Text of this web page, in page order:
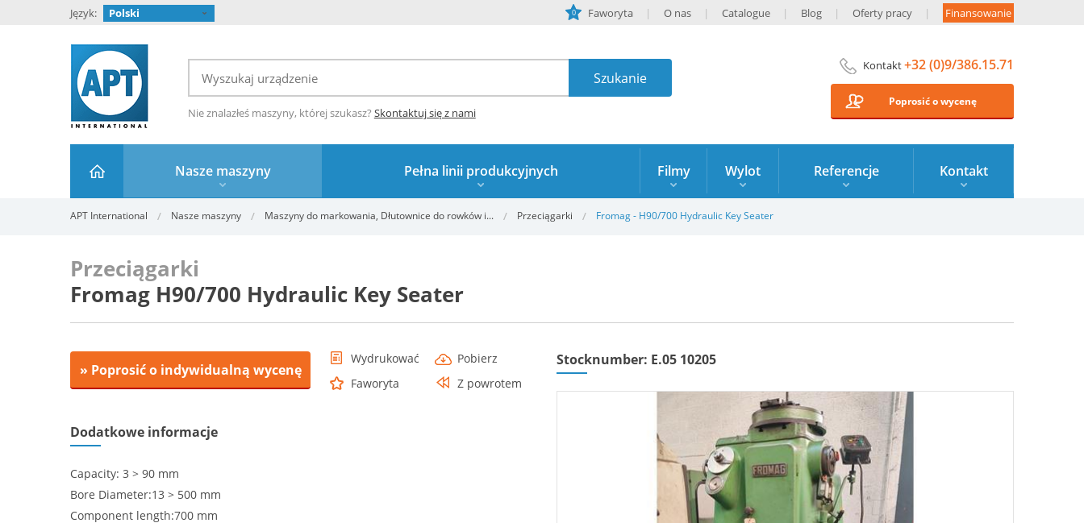
Język: Polski 0 Faworyta O nas Catalogue Blog Oferty pracy Finansowanie
Nie znalazłeś maszyny, której szukasz? Skontaktuj się z nami
Kontakt+32 (0)9/386.15.71
Poprosić o wycenę
Nasze maszyny Pełna linii produkcyjnych Filmy Wylot Referencje Kontakt
APT International Nasze maszyny Maszyny do markowania, Dłutownice do rowków i... Przeciągarki Fromag - H90/700 Hydraulic Key Seater
Przeciągarki
Fromag H90/700 Hydraulic Key Seater
» Poprosić o indywidualną wycenę
Wydrukować
Pobierz
Faworyta
Z powrotem
Dodatkowe informacje
Capacity: 3 > 90 mm
Bore Diameter:13 > 500 mm
Component length:700 mm
Stocknumber: E.05 10205